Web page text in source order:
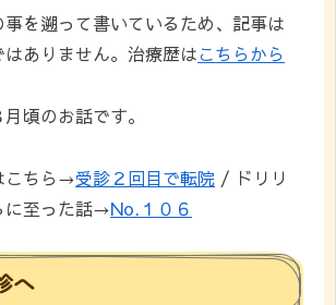
を遡って書いているため、記事は
はありません。治療歴はこちらから
頃のお話です。
こちら→受診２回目で転院 / ドリリ
に至った話→No.１０６
へ